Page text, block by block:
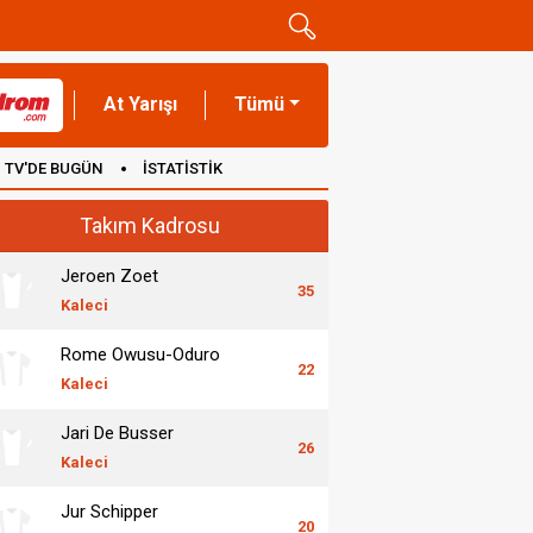
At Yarışı Tümü
TV'DE BUGÜN İSTATİSTİK
Takım Kadrosu
Jeroen Zoet
Kaleci
35
Rome Owusu-Oduro
Kaleci
22
Jari De Busser
Kaleci
26
Jur Schipper
20